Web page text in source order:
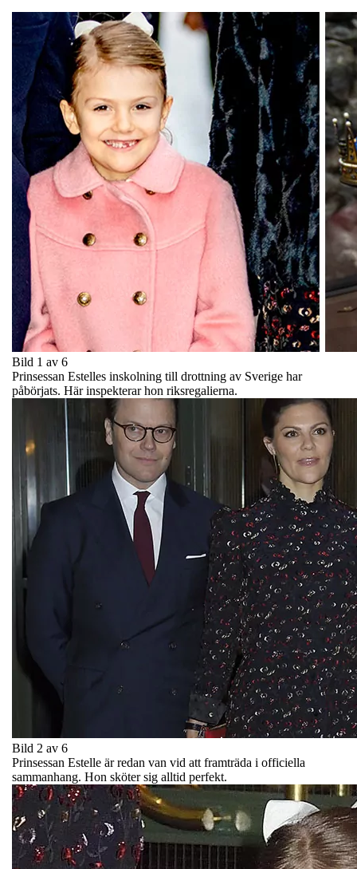
Bild 1 av 6
Prinsessan Estelles inskolning till drottning av Sverige har
påbörjats. Här inspekterar hon riksregalierna.
Bild 2 av 6
Prinsessan Estelle är redan van vid att framträda i officiella
sammanhang. Hon sköter sig alltid perfekt.